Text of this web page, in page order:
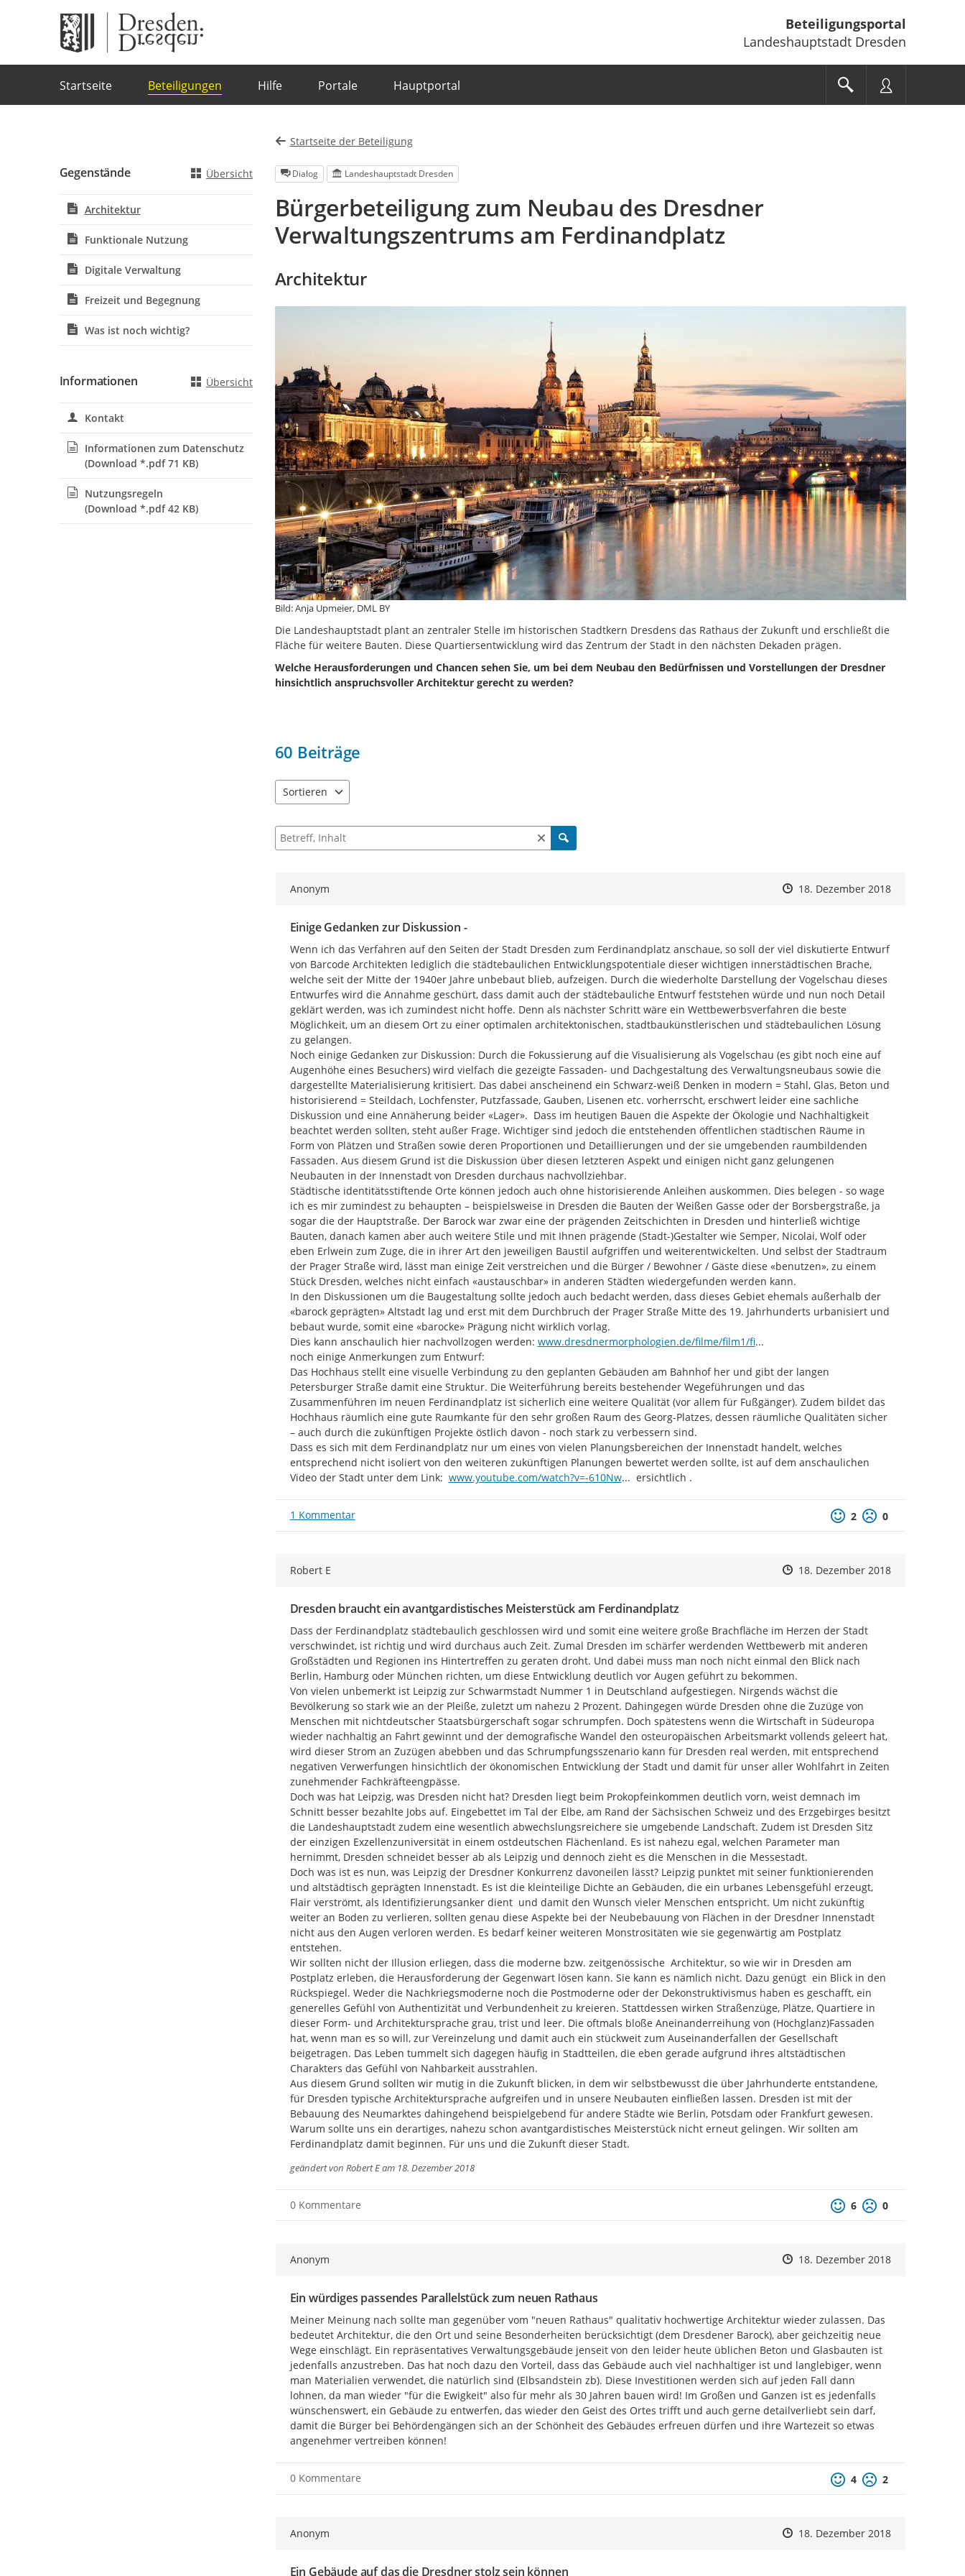
Beteiligungsportal
Landeshauptstadt Dresden
Startseite Beteiligungen Hilfe Portale Hauptportal
Startseite der Beteiligung
Dialog Landeshauptstadt Dresden
Bürgerbeteiligung zum Neubau des Dresdner
Verwaltungszentrums am Ferdinandplatz
Architektur
Bild: Anja Upmeier, DML BY
Die Landeshauptstadt plant an zentraler Stelle im historischen Stadtkern Dresdens das Rathaus der Zukunft und erschließt die
Fläche für weitere Bauten. Diese Quartiersentwicklung wird das Zentrum der Stadt in den nächsten Dekaden prägen.
Welche Herausforderungen und Chancen sehen Sie, um bei dem Neubau den Bedürfnissen und Vorstellungen der Dresdner
hinsichtlich anspruchsvoller Architektur gerecht zu werden?
60 Beiträge
Sortieren
Suche nach Beiträgen und Kommentaren
Anonym Zeitpunkt des Erstellens
Zeitpunkt des Erstellens
18. Dezember 2018Zur Äußerung
Einige Gedanken zur Diskussion -
Wenn ich das Verfahren auf den Seiten der Stadt Dresden zum Ferdinandplatz anschaue, so soll der viel diskutierte Entwurf
von Barcode Architekten lediglich die städtebaulichen Entwicklungspotentiale dieser wichtigen innerstädtischen Brache,
welche seit der Mitte der 1940er Jahre unbebaut blieb, aufzeigen. Durch die wiederholte Darstellung der Vogelschau dieses
Entwurfes wird die Annahme geschürt, dass damit auch der städtebauliche Entwurf feststehen würde und nun noch Detail
geklärt werden, was ich zumindest nicht hoffe. Denn als nächster Schritt wäre ein Wettbewerbsverfahren die beste
Möglichkeit, um an diesem Ort zu einer optimalen architektonischen, stadtbaukünstlerischen und städtebaulichen Lösung
zu gelangen.
Noch einige Gedanken zur Diskussion: Durch die Fokussierung auf die Visualisierung als Vogelschau (es gibt noch eine auf
Augenhöhe eines Besuchers) wird vielfach die gezeigte Fassaden- und Dachgestaltung des Verwaltungsneubaus sowie die
dargestellte Materialisierung kritisiert. Das dabei anscheinend ein Schwarz-weiß Denken in modern = Stahl, Glas, Beton und
historisierend = Steildach, Lochfenster, Putzfassade, Gauben, Lisenen etc. vorherrscht, erschwert leider eine sachliche
Diskussion und eine Annäherung beider «Lager».  Dass im heutigen Bauen die Aspekte der Ökologie und Nachhaltigkeit
beachtet werden sollten, steht außer Frage. Wichtiger sind jedoch die entstehenden öffentlichen städtischen Räume in
Form von Plätzen und Straßen sowie deren Proportionen und Detaillierungen und der sie umgebenden raumbildenden
Fassaden. Aus diesem Grund ist die Diskussion über diesen letzteren Aspekt und einigen nicht ganz gelungenen
Neubauten in der Innenstadt von Dresden durchaus nachvollziehbar.
Städtische identitätsstiftende Orte können jedoch auch ohne historisierende Anleihen auskommen. Dies belegen - so wage
ich es mir zumindest zu behaupten – beispielsweise in Dresden die Bauten der Weißen Gasse oder der Borsbergstraße, ja
sogar die der Hauptstraße. Der Barock war zwar eine der prägenden Zeitschichten in Dresden und hinterließ wichtige
Bauten, danach kamen aber auch weitere Stile und mit Ihnen prägende (Stadt-)Gestalter wie Semper, Nicolai, Wolf oder
eben Erlwein zum Zuge, die in ihrer Art den jeweiligen Baustil aufgriffen und weiterentwickelten. Und selbst der Stadtraum
der Prager Straße wird, lässt man einige Zeit verstreichen und die Bürger / Bewohner / Gäste diese «benutzen», zu einem
Stück Dresden, welches nicht einfach «austauschbar» in anderen Städten wiedergefunden werden kann.
In den Diskussionen um die Baugestaltung sollte jedoch auch bedacht werden, dass dieses Gebiet ehemals außerhalb der
«barock geprägten» Altstadt lag und erst mit dem Durchbruch der Prager Straße Mitte des 19. Jahrhunderts urbanisiert und
bebaut wurde, somit eine «barocke» Prägung nicht wirklich vorlag.
Dies kann anschaulich hier nachvollzogen werden: http://
www.dresdnermorphologien.de/filme/film1/film_IIh.htm
...
noch einige Anmerkungen zum Entwurf:
Das Hochhaus stellt eine visuelle Verbindung zu den geplanten Gebäuden am Bahnhof her und gibt der langen
Petersburger Straße damit eine Struktur. Die Weiterführung bereits bestehender Wegeführungen und das
Zusammenführen im neuen Ferdinandplatz ist sicherlich eine weitere Qualität (vor allem für Fußgänger). Zudem bildet das
Hochhaus räumlich eine gute Raumkante für den sehr großen Raum des Georg-Platzes, dessen räumliche Qualitäten sicher
– auch durch die zukünftigen Projekte östlich davon - noch stark zu verbessern sind.
Dass es sich mit dem Ferdinandplatz nur um eines von vielen Planungsbereichen der Innenstadt handelt, welches
entsprechend nicht isoliert von den weiteren zukünftigen Planungen bewertet werden sollte, ist auf dem anschaulichen
Video der Stadt unter dem Link: https://
www.youtube.com/watch?v=-610NwvEK3c&feature=youtu.be
...
  ersichtlich .
1 Kommentar Positive Bewertung
2 Negative
0
Robert E Zeitpunkt des Erstellens
Zeitpunkt des Erstellens
18. Dezember 2018Zur Äußerung
Dresden braucht ein avantgardistisches Meisterstück am Ferdinandplatz
Dass der Ferdinandplatz städtebaulich geschlossen wird und somit eine weitere große Brachfläche im Herzen der Stadt
verschwindet, ist richtig und wird durchaus auch Zeit. Zumal Dresden im schärfer werdenden Wettbewerb mit anderen
Großstädten und Regionen ins Hintertreffen zu geraten droht. Und dabei muss man noch nicht einmal den Blick nach
Berlin, Hamburg oder München richten, um diese Entwicklung deutlich vor Augen geführt zu bekommen.
Von vielen unbemerkt ist Leipzig zur Schwarmstadt Nummer 1 in Deutschland aufgestiegen. Nirgends wächst die
Bevölkerung so stark wie an der Pleiße, zuletzt um nahezu 2 Prozent. Dahingegen würde Dresden ohne die Zuzüge von
Menschen mit nichtdeutscher Staatsbürgerschaft sogar schrumpfen. Doch spätestens wenn die Wirtschaft in Südeuropa
wieder nachhaltig an Fahrt gewinnt und der demografische Wandel den osteuropäischen Arbeitsmarkt vollends geleert hat,
wird dieser Strom an Zuzügen abebben und das Schrumpfungsszenario kann für Dresden real werden, mit entsprechend
negativen Verwerfungen hinsichtlich der ökonomischen Entwicklung der Stadt und damit für unser aller Wohlfahrt in Zeiten
zunehmender Fachkräfteengpässe.
Doch was hat Leipzig, was Dresden nicht hat? Dresden liegt beim Prokopfeinkommen deutlich vorn, weist demnach im
Schnitt besser bezahlte Jobs auf. Eingebettet im Tal der Elbe, am Rand der Sächsischen Schweiz und des Erzgebirges besitzt
die Landeshauptstadt zudem eine wesentlich abwechslungsreichere sie umgebende Landschaft. Zudem ist Dresden Sitz
der einzigen Exzellenzuniversität in einem ostdeutschen Flächenland. Es ist nahezu egal, welchen Parameter man
hernimmt, Dresden schneidet besser ab als Leipzig und dennoch zieht es die Menschen in die Messestadt.
Doch was ist es nun, was Leipzig der Dresdner Konkurrenz davoneilen lässt? Leipzig punktet mit seiner funktionierenden
und altstädtisch geprägten Innenstadt. Es ist die kleinteilige Dichte an Gebäuden, die ein urbanes Lebensgefühl erzeugt,
Flair verströmt, als Identifizierungsanker dient  und damit den Wunsch vieler Menschen entspricht. Um nicht zukünftig
weiter an Boden zu verlieren, sollten genau diese Aspekte bei der Neubebauung von Flächen in der Dresdner Innenstadt
nicht aus den Augen verloren werden. Es bedarf keiner weiteren Monstrositäten wie sie gegenwärtig am Postplatz
entstehen.
Wir sollten nicht der Illusion erliegen, dass die moderne bzw. zeitgenössische  Architektur, so wie wir in Dresden am
Postplatz erleben, die Herausforderung der Gegenwart lösen kann. Sie kann es nämlich nicht. Dazu genügt  ein Blick in den
Rückspiegel. Weder die Nachkriegsmoderne noch die Postmoderne oder der Dekonstruktivismus haben es geschafft, ein
generelles Gefühl von Authentizität und Verbundenheit zu kreieren. Stattdessen wirken Straßenzüge, Plätze, Quartiere in
dieser Form- und Architektursprache grau, trist und leer. Die oftmals bloße Aneinanderreihung von (Hochglanz)Fassaden
hat, wenn man es so will, zur Vereinzelung und damit auch ein stückweit zum Auseinanderfallen der Gesellschaft
beigetragen. Das Leben tummelt sich dagegen häufig in Stadtteilen, die eben gerade aufgrund ihres altstädtischen
Charakters das Gefühl von Nahbarkeit ausstrahlen.
Aus diesem Grund sollten wir mutig in die Zukunft blicken, in dem wir selbstbewusst die über Jahrhunderte entstandene,
für Dresden typische Architektursprache aufgreifen und in unsere Neubauten einfließen lassen. Dresden ist mit der
Bebauung des Neumarktes dahingehend beispielgebend für andere Städte wie Berlin, Potsdam oder Frankfurt gewesen.
Warum sollte uns ein derartiges, nahezu schon avantgardistisches Meisterstück nicht erneut gelingen. Wir sollten am
Ferdinandplatz damit beginnen. Für uns und die Zukunft dieser Stadt.
geändert von Robert Eam 18. Dezember 2018
0 Kommentare Positive Bewertung
6 Negative
0
Anonym Zeitpunkt des Erstellens
Zeitpunkt des Erstellens
18. Dezember 2018Zur Äußerung
Ein würdiges passendes Parallelstück zum neuen Rathaus
Meiner Meinung nach sollte man gegenüber vom "neuen Rathaus" qualitativ hochwertige Architektur wieder zulassen. Das
bedeutet Architektur, die den Ort und seine Besonderheiten berücksichtigt (dem Dresdener Barock), aber geichzeitig neue
Wege einschlägt. Ein repräsentatives Verwaltungsgebäude jenseit von den leider heute üblichen Beton und Glasbauten ist
jedenfalls anzustreben. Das hat noch dazu den Vorteil, dass das Gebäude auch viel nachhaltiger ist und langlebiger, wenn
man Materialien verwendet, die natürlich sind (Elbsandstein zb). Diese Investitionen werden sich auf jeden Fall dann
lohnen, da man wieder "für die Ewigkeit" also für mehr als 30 Jahren bauen wird! Im Großen und Ganzen ist es jedenfalls
wünschenswert, ein Gebäude zu entwerfen, das wieder den Geist des Ortes trifft und auch gerne detailverliebt sein darf,
damit die Bürger bei Behördengängen sich an der Schönheit des Gebäudes erfreuen dürfen und ihre Wartezeit so etwas
angenehmer vertreiben können!
0 Kommentare Positive Bewertung
4 Negative
2
Anonym Zeitpunkt des Erstellens
Zeitpunkt des Erstellens
18. Dezember 2018Zur Äußerung
Ein Gebäude auf das die Dresdner stolz sein können
Gegenstände Übersicht
Architektur
Funktionale Nutzung
Digitale Verwaltung
Freizeit und Begegnung
Was ist noch wichtig?
Informationen Übersicht
Kontakt
Informationen zum Datenschutz
(Download *.pdf 71 KB)
Nutzungsregeln
(Download *.pdf 42 KB)